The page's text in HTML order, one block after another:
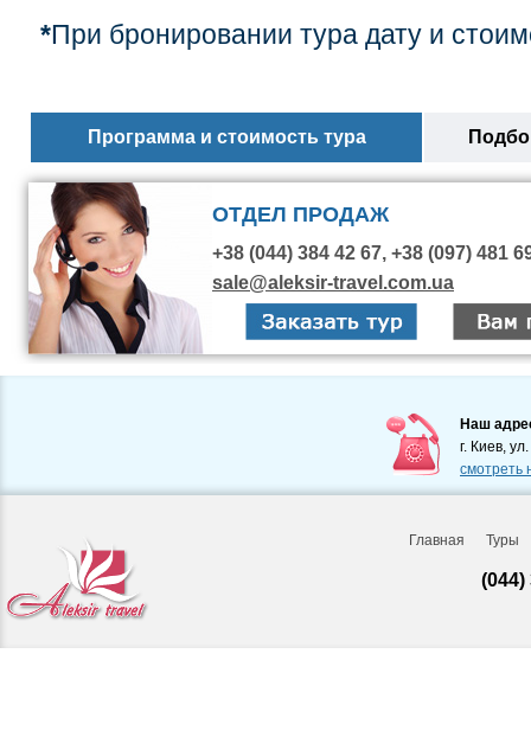
*При бронировании тура дату и
Программа и стоимость тура
ОТДЕЛ ПРОДАЖ
+38 (044) 384 42 67, +38 (097) 481
sale@aleksir-travel.com.ua
Наш
г. Киев,
смотреть
Главная Туры
(044)